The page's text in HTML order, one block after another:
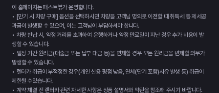
이 홈페이지는 패스트뷰가 운영합니다.
• [만기 시 차량 구매] 옵션을 선택하시면 차량을 고객님 명의로 이전할 때 취득세 등 제세공
과금이 발생할 수 있으며, 이는 고객님이 부담하셔야 합니다.
• 차량 반납 시, 약정 거리를 초과하여 운행하거나 약정 만료일이 지난 경우 추가 비용이 발
생할 수 있습니다.
• 일정 기간 원리금(대출금 또는 납부 대금 등)을 연체할 경우 모든 원리금을 변제할 의무가
발생할 수 있습니다.
• 렌터카 취급이 부적정한 경우(개인 신용 평점 낮음, 연체(단기 포함)사유 발생 등) 취급이
제한될 수있습니다.
• 계약 체결 전 렌터카 관련 자세한 사항은 상품 설명서와 약관을 참조해 주시기 바랍니다.